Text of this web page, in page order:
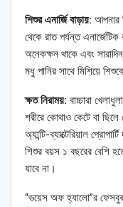
শিশুর এনার্জি বাড়ায়: আপনার
থেকে রাত পর্যন্ত
অনেকক্ষন থাকে এবং
মধু পানির সাথে মিশিয়ে
ক্ষত নিরাময়: বাচ্চারা
শরীরে কোথাও কেটে বা
অ্যান্টি-ব্যাক্টেরিয়াল
শিশুর বয়স ১ বছরের বেশি
যাবে না।
“ভয়েস অফ হ্যালো”র